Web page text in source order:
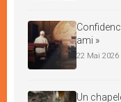
ami »
22 Mai 2026
Un